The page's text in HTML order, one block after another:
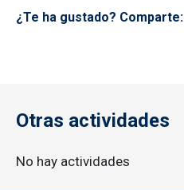
¿Te ha gustado? Comparte:
Otras actividades
No hay actividades